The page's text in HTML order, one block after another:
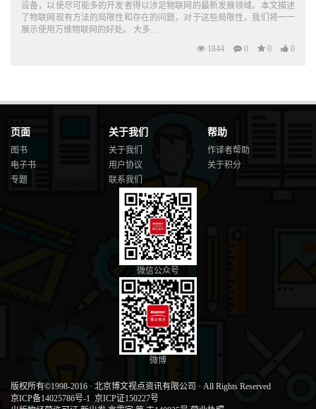
............................................................. 34
2.2.3 小结
.................................................................................................... 39
2.3 练习2——从一个WoT 传感器中轮询数据
2.3.2 第2 部分——轮询和绘制传感器读
2.3.3 第3 部分——实时更新数
据............................................................. 42
2.3.4 小结
.................................................................................................... 44
2.4 练习3——作用于现实世界
.......................................................................... 44
2.4.1 第1 部分——使用一个表单来更新显示的文
2.4.2 第2 部分——创建你自己的表单来控制设
备................................. 46
2.4.3 小结
.................................................................................................... 48
2.5 练习4——让别人知道你的设备存在
.......................................................... 49
2.5.1 小结
.................................................................................................... 52
2.6 练习5——创建你的第一个物理网聚合应用
2.6.1 小结
.................................................................................................... 55
设备，以使尽可能多的开发者得以涉足物联网的最新发展领域。本文描述
了物联网现有方法的局限性和存在的问题，对于这些局限性，我们将一一
展示使用万维物联网的好处。 大多...
1844
0 0 0
页面
图书
电子书
专题
关于我们
关于我们
用户协议
联系我们
帮助
作译者帮助
关于积分
微信公众号
微博
版权所有©1998-2016 · 北京博文视点资讯有限公司 · All Rights Reserved
京ICP备14025786号-1 京ICP证150227号